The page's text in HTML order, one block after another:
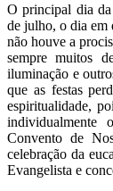
O principal dia da
de julho, o dia em
não houve a
sempre muitos
iluminação e
que as festas
espiritualidade,
individualmente
Convento de
celebração da
Evangelista e